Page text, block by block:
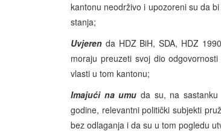
kantonu neodrživo i upozoreni su da
stanja;
Uvjeren da HDZ BiH, SDA, HDZ
moraju preuzeti svoj dio
vlasti u tom kantonu;
Imajući na umu da su, na
godine, relevantni politički subjekti
bez odlaganja i da su u tom pogledu